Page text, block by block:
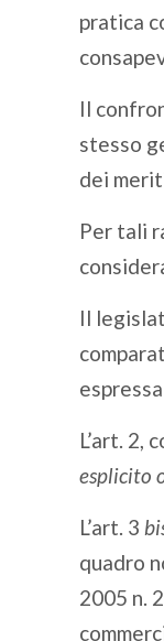
pratica
Il
stesso
dei
Per tali
Il
L’art. 2,
esplicito
L’art. 3
quadro
2005 n.